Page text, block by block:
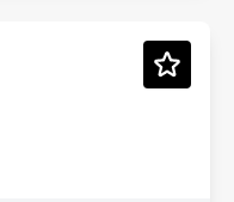
Pré-lançamento